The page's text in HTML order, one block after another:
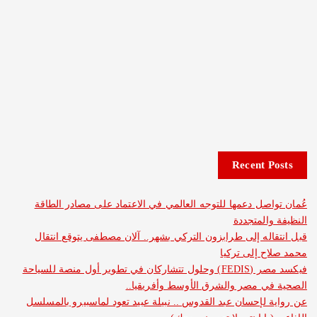
Recent
دعمها للتوجه العالمي في الاعتماد على مصادر الطاقة
إلى طرابزون التركي بشهر.. آلان مصطفى يتوقع انتقال
إلى تركيا
فيكسد مصر (FEDIS) وحلول تتشاركان في تطوير أول منصة للسياحة
مصر والشرق الأوسط وأفريقيا..
عبد القدوس .. نبيلة عبيد تعود لماسبيرو بالمسلسل